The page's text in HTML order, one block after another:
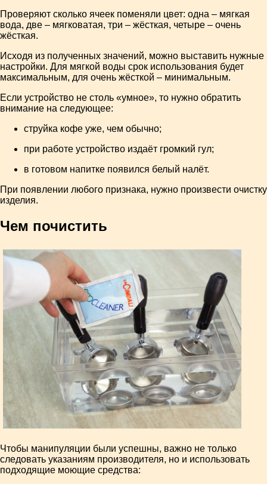
Проверяют сколько ячеек поменяли цвет: одна – мягкая
вода, две – мягковатая, три – жёсткая, четыре – очень
жёсткая.
Исходя из полученных значений, можно выставить нужные
настройки. Для мягкой воды срок использования будет
максимальным, для очень жёсткой – минимальным.
Если устройство не столь «умное», то нужно обратить
внимание на следующее:
струйка кофе уже, чем обычно;
при работе устройство издаёт громкий гул;
в готовом напитке появился белый налёт.
При появлении любого признака, нужно произвести очистку
изделия.
Чем почистить
Чтобы манипуляции были успешны, важно не только
следовать указаниям производителя, но и использовать
подходящие моющие средства: